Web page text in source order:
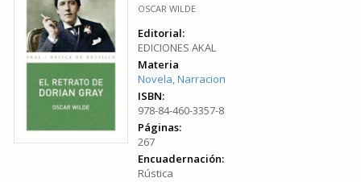
OSCAR WILDE
Editorial:
EDICIONES AKAL
Materia
Novela, Narracion
ISBN:
978-84-460-3357-8
Páginas:
267
Encuadernación:
Rústica